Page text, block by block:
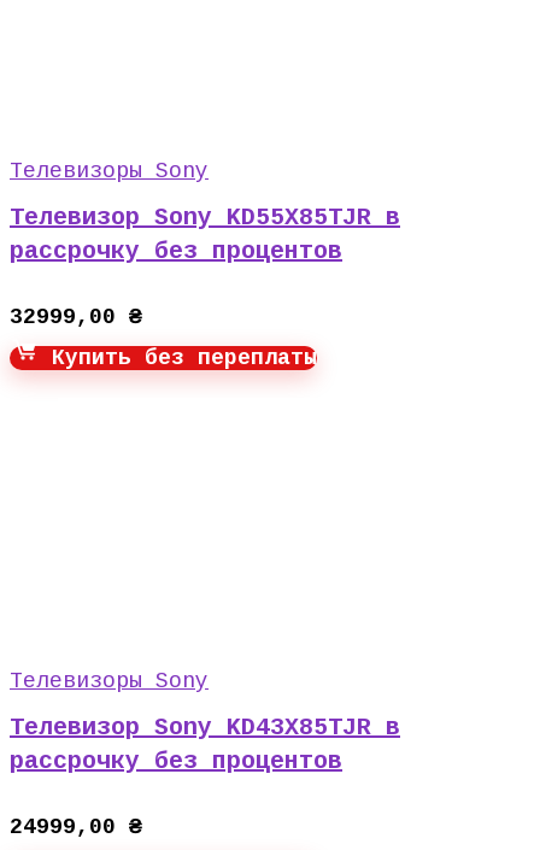
Телевизоры Sony
Телевизор Sony KD55X85TJR в
рассрочку без процентов
32999,00 ₴
Купить без переплаты
Телевизоры Sony
Телевизор Sony KD43X85TJR в
рассрочку без процентов
24999,00 ₴